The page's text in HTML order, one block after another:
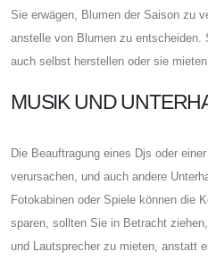
Sie erwägen, Blumen der Saison zu
anstelle von Blumen zu entscheiden.
auch selbst herstellen oder sie
MUSIK UND
Die Beauftragung eines Djs oder
verursachen, und auch andere
Fotokabinen oder Spiele können die
sparen, sollten Sie in Betracht
und Lautsprecher zu mieten, anstatt